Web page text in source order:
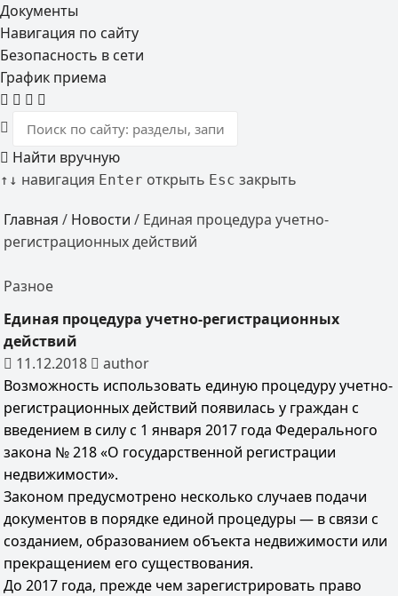
Документы
Навигация по сайту
Безопасность в сети
График приема
Найти вручную
↑ ↓ навигация Enter открыть Esc закрыть
Главная / Новости / Единая процедура учетно-
регистрационных действий
Разное
Единая процедура учетно-регистрационных
действий
11.12.2018
author
Возможность использовать единую процедуру учетно-
регистрационных действий появилась у граждан с
введением в силу с 1 января 2017 года Федерального
закона № 218 «О государственной регистрации
недвижимости».
Законом предусмотрено несколько случаев подачи
документов в порядке единой процедуры — в связи с
созданием, образованием объекта недвижимости или
прекращением его существования.
До 2017 года, прежде чем зарегистрировать право